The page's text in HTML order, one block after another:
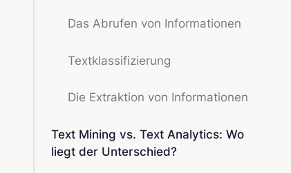
Das Abrufen von Informationen
Textklassifizierung
Die Extraktion von Informationen
Text Mining vs. Text Analytics: Wo
liegt der Unterschied?